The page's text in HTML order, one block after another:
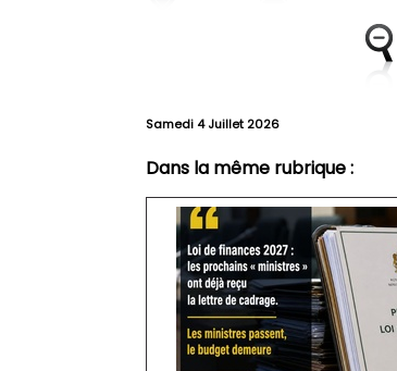
Samedi 4 Juillet 2026
Dans la même rubrique :